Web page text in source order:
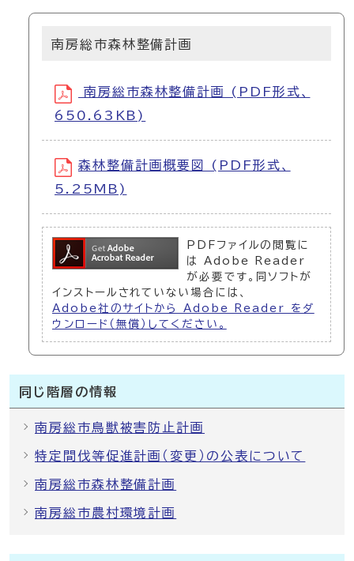
南房総市森林整備計画
南房総市森林整備計画 (PDF形式、
650.63KB)
森林整備計画概要図 (PDF形式、
5.25MB)
PDFファイルの閲覧に
は Adobe Reader
が必要です。同ソフトが
インストールされていない場合には、
Adobe社のサイトから Adobe Reader をダ
ウンロード（無償）してください。
同じ階層の情報
南房総市鳥獣被害防止計画
特定間伐等促進計画（変更）の公表について
南房総市森林整備計画
南房総市農村環境計画